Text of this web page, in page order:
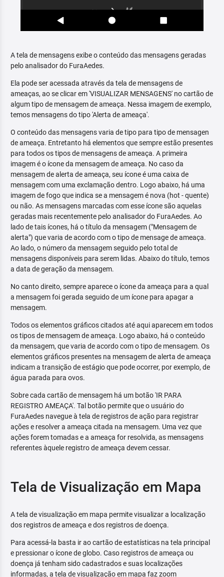
A tela de mensagens exibe o conteúdo das mensagens geradas
pelo analisador do FuraAedes.
Ela pode ser acessada através da tela de mensagens de
ameaças, ao se clicar em 'VISUALIZAR MENSAGENS' no cartão de
algum tipo de mensagem de ameaça. Nessa imagem de exemplo,
temos mensagens do tipo 'Alerta de ameaça'.
O conteúdo das mensagens varia de tipo para tipo de mensagen
de ameaça. Entretanto há elementos que sempre estão presentes
para todos os tipos de mensagens de ameaça. A primeira
imagem é o ícone da mensagem de ameaça. No caso da
mensagem de alerta de ameaça, seu ícone é uma caixa de
mensagem com uma exclamação dentro. Logo abaixo, há uma
imagem de fogo que indica se a mensagem é nova (hot - quente)
ou não. As mensagens marcadas com esse ícone são aquelas
geradas mais recentemente pelo analisador do FuraAedes. Ao
lado de tais ícones, há o título da mensagem ("Mensagem de
alerta") que varia de acordo com o tipo de mensage de ameaça.
Ao lado, o número da mensagem seguido pelo total de
mensagens disponíveis para serem lidas. Abaixo do título, temos
a data de geração da mensagem.
No canto direito, sempre aparece o ícone da ameaça para a qual
a mensagem foi gerada seguido de um ícone para apagar a
mensagem.
Todos os elementos gráficos citados até aqui aparecem em todos
os tipos de mensagem de ameaça. Logo abaixo, há o conteúdo
da mensagem, que varia de acordo com o tipo de mensagem. Os
elementos gráficos presentes na mensagem de alerta de ameaça
indicam a transição de estágio que pode ocorrer, por exemplo, de
água parada para ovos.
Sobre cada cartão de mensagem há um botão 'IR PARA
REGISTRO AMEAÇA'. Tal botão permite que o usuário do
FuraAedes navegue à tela de registros de ação para registrar
ações e resolver a ameaça citada na mensagem. Uma vez que
ações forem tomadas e a ameaça for resolvida, as mensagens
referentes àquele registro de ameaça devem cessar.
Tela de Visualização em Mapa
A tela de visualização em mapa permite visualizar a localização
dos registros de ameaça e dos registros de doença.
Para acessá-la basta ir ao cartão de estatísticas na tela principal
e pressionar o ícone de globo. Caso registros de ameaça ou
doença já tenham sido cadastrados e suas localizações
informadas, a tela de visualização em mapa faz zoom